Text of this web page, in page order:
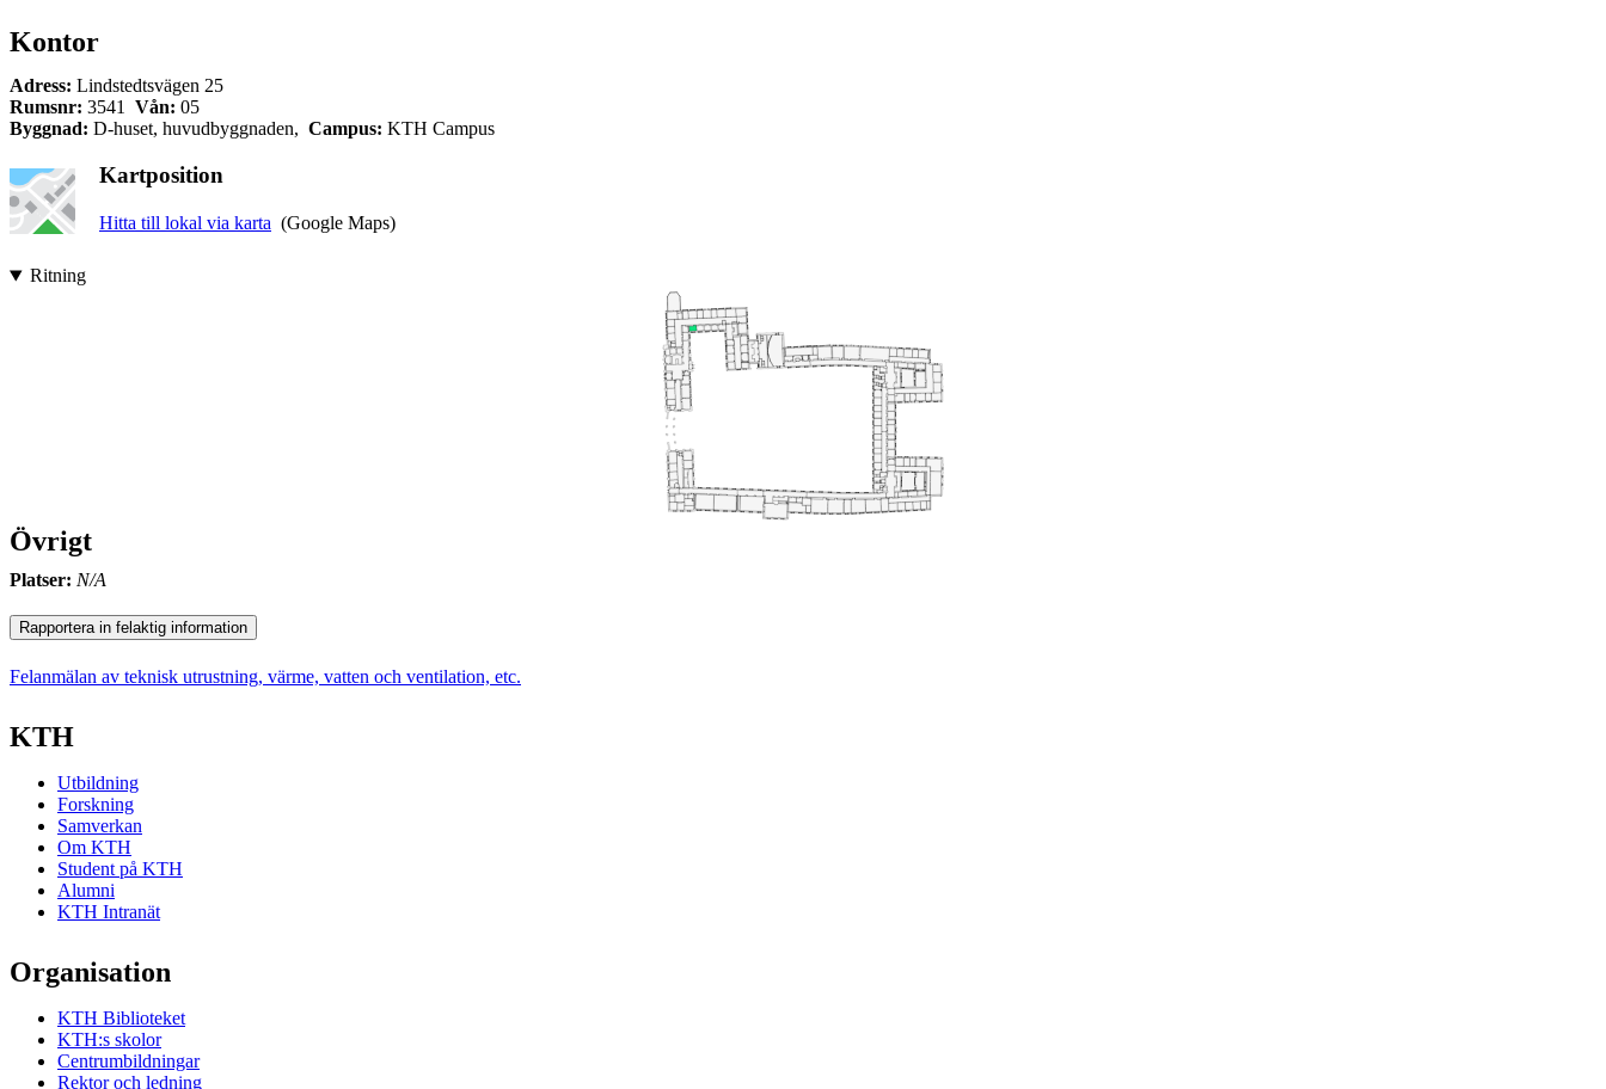
Kontor
Adress: Lindstedtsvägen 25
Rumsnr: 3541 Vån: 05
Byggnad: D-huset, huvudbyggnaden, Campus: KTH Campus
Kartposition
Hitta till lokal via karta (Google Maps)
Ritning
Övrigt
Platser: N/A
Rapportera in felaktig information
Felanmälan av teknisk utrustning, värme, vatten och ventilation, etc.
KTH
Utbildning
Forskning
Samverkan
Om KTH
Student på KTH
Alumni
KTH Intranät
Organisation
KTH Biblioteket
KTH:s skolor
Centrumbildningar
Rektor och ledning